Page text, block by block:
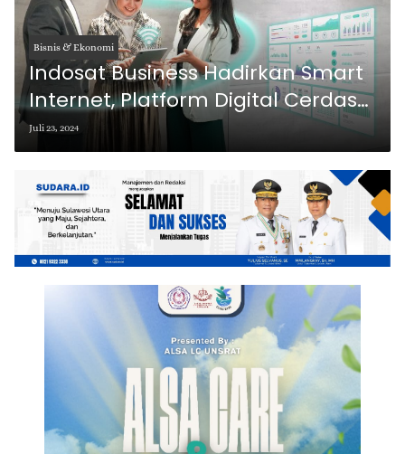
Bisnis & Ekonomi
Indosat Business Hadirkan Smart
Internet, Platform Digital Cerdas
yang Aman dan Terintegrasi
Juli 23, 2024